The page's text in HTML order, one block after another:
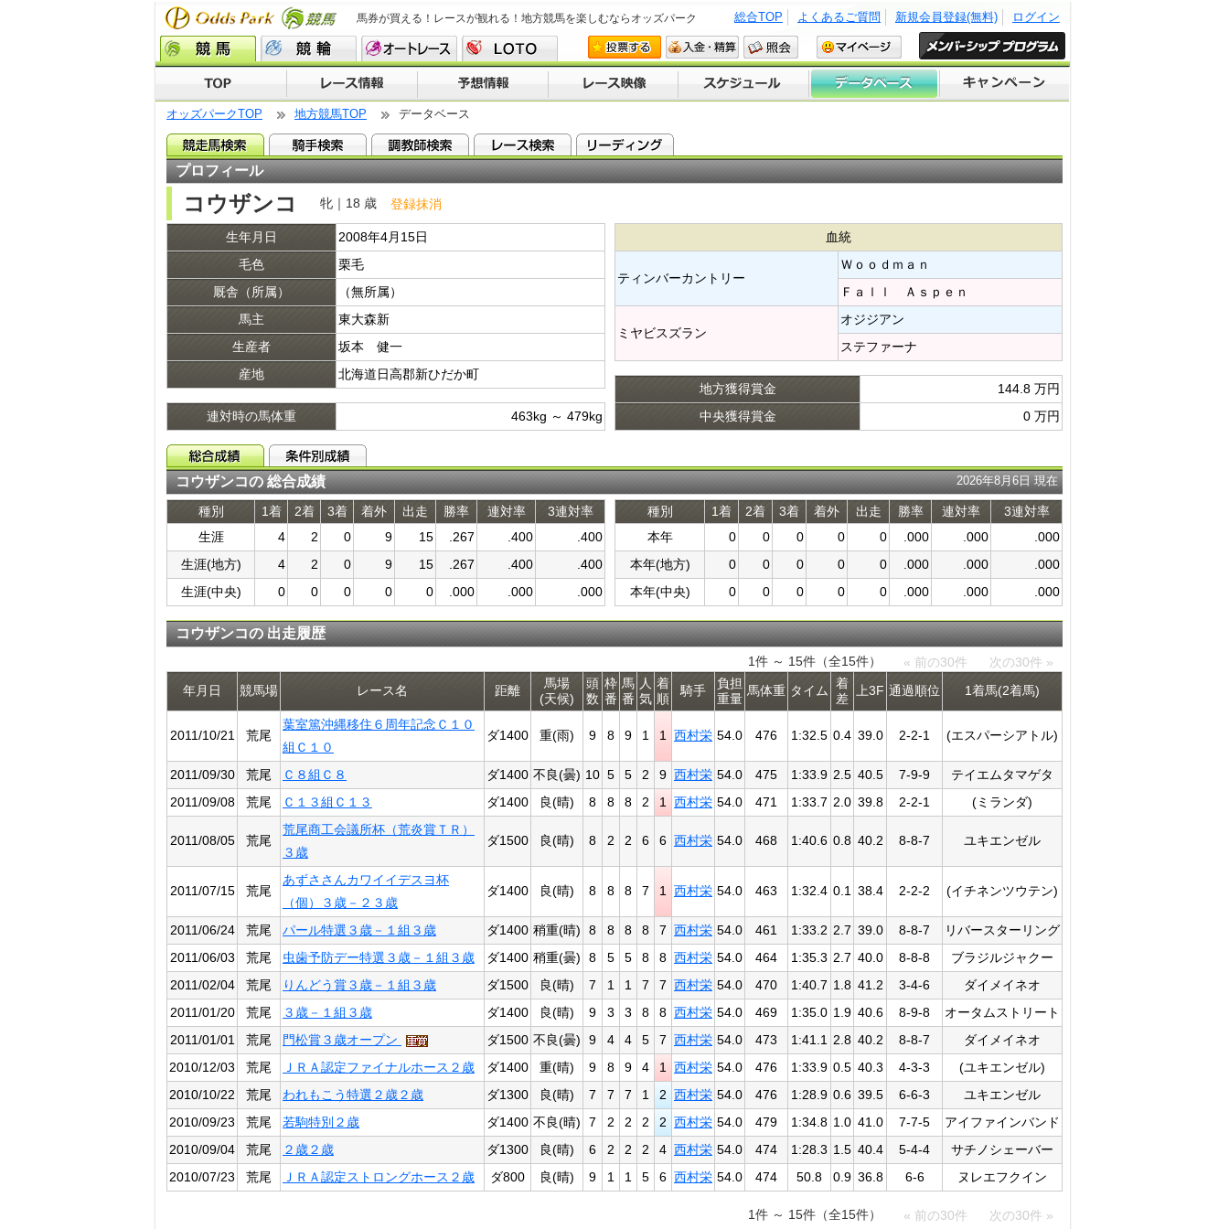
馬券が買える！レースが観れる！地方競馬を楽しむならオッズパーク ログイン
新規会員登録(無料)
よくあるご質問
総合TOP
オッズパークTOP 地方競馬TOP データベース
プロフィール
コウザンコ 牝｜18 歳 登録抹消
生年月日
2008年4月15日
毛色
栗毛
厩舎（所属）
（無所属）
馬主
東大森新
生産者
坂本 健一
産地
北海道日高郡新ひだか町
連対時の馬体重 463kg ～ 479kg
血統
ティンバーカントリー​
Ｗｏｏｄｍａｎ​
Ｆａｌｌ Ａｓｐｅｎ​
ミヤビスズラン​
オジジアン​
ステファーナ​
地方獲得賞金
144.8 万円
中央獲得賞金
0 万円
コウザンコの 総合成績 2026年8月6日 現在
種別 1着 2着 3着 着外 出走 勝率 連対率
3連対率
生涯
4 2 0 9 15 .267 .400
.400
生涯(地方)
4 2 0 9 15 .267 .400
.400
生涯(中央)
0 0 0 0 0 .000 .000 .000
種別 1着 2着 3着 着外 出走 勝率 連対率
3連対率
本年
0 0 0 0 0 .000 .000
.000
本年(地方)
0 0 0 0 0 .000 .000
.000
本年(中央)
0 0 0 0 0 .000 .000 .000
コウザンコの 出走履歴
1件 ～ 15件（全15件） « 前の30件
次の30件 »
年月日
競馬場 レース名 距離
馬場
(天候)
頭
数
枠
番
馬
番
人
気
着
順
騎手
負担
重量
馬体重 タイム 着
差
上3F 通過​順位 1着馬(2着馬)
2011/10/21 荒尾
葉室篤沖縄移住６周年記念Ｃ１０
組Ｃ１０
ダ1400 重(雨) 9 8 9 1 1 西村栄 54.0 476 1:32.5 0.4 39.0 2-2-1 (エスパーシアトル)
2011/09/30 荒尾 Ｃ８組Ｃ８ ダ1400 不良(曇) 10 5 5 2 9 西村栄 54.0 475 1:33.9 2.5 40.5 7-9-9
テイエムタマゲタ
2011/09/08
荒尾 Ｃ１３組Ｃ１３ ダ1400 良(晴) 8 8 8 2 1 西村栄 54.0 471 1:33.7 2.0 39.8 2-2-1 (ミランダ)
2011/08/05 荒尾
荒尾商工会議所杯（荒炎賞ＴＲ）
３歳
ダ1500 良(晴) 8 2 2 6 6 西村栄 54.0 468 1:40.6 0.8 40.2 8-8-7 ユキエンゼル
2011/07/15 荒尾
あずささんカワイイデスヨ杯
（個）３歳－２３歳
ダ1400 良(晴) 8 8 8 7 1 西村栄 54.0 463 1:32.4 0.1 38.4 2-2-2 (イチネンツウテン)
2011/06/24 荒尾 パール特選３歳－１組３歳 ダ1400 稍重(晴) 8 8 8 8 7 西村栄 54.0 461 1:33.2 2.7 39.0 8-8-7
リバースターリング
2011/06/03
荒尾 虫歯予防デー特選３歳－１組３歳 ダ1400 稍重(曇) 8 5 5 8 8 西村栄 54.0 464 1:35.3 2.7 40.0 8-8-8
ブラジルジャクー
2011/02/04
荒尾 りんどう賞３歳－１組３歳 ダ1500 良(晴) 7 1 1 7 7 西村栄 54.0 470 1:40.7 1.8 41.2 3-4-6
ダイメイネオ
2011/01/20
荒尾 ３歳－１組３歳 ダ1400 良(晴) 9 3 3 8 8 西村栄 54.0 469 1:35.0 1.9 40.6 8-9-8
オータムストリート
2011/01/01
荒尾 門松賞３歳オープン ダ1500 不良(曇) 9 4 4 5 7 西村栄 54.0 473 1:41.1 2.8 40.2 8-8-7
ダイメイネオ
2010/12/03
荒尾 ＪＲＡ認定ファイナルホース２歳 ダ1400 重(晴) 9 8 9 4 1 西村栄 54.0 476 1:33.9 0.5 40.3 4-3-3
(ユキエンゼル)
2010/10/22
荒尾 われもこう特選２歳２歳 ダ1300 良(晴) 7 7 7 1 2 西村栄 54.0 476 1:28.9 0.6 39.5 6-6-3
ユキエンゼル
2010/09/23
荒尾 若駒特別２歳 ダ1400 不良(晴) 7 2 2 2 2 西村栄 54.0 479 1:34.8 1.0 41.0 7-7-5
アイファインバンド
2010/09/04
荒尾 ２歳２歳 ダ1300 良(晴) 6 2 2 2 4 西村栄 54.0 474 1:28.3 1.5 40.4 5-4-4
サチノシェーバー
2010/07/23
荒尾 ＪＲＡ認定ストロングホース２歳 ダ800 良(晴) 9 1 1 5 6 西村栄 54.0 474 50.8 0.9 36.8 6-6 ヌレエフクイン
1件 ～ 15件（全15件） « 前の30件 次の30件 »